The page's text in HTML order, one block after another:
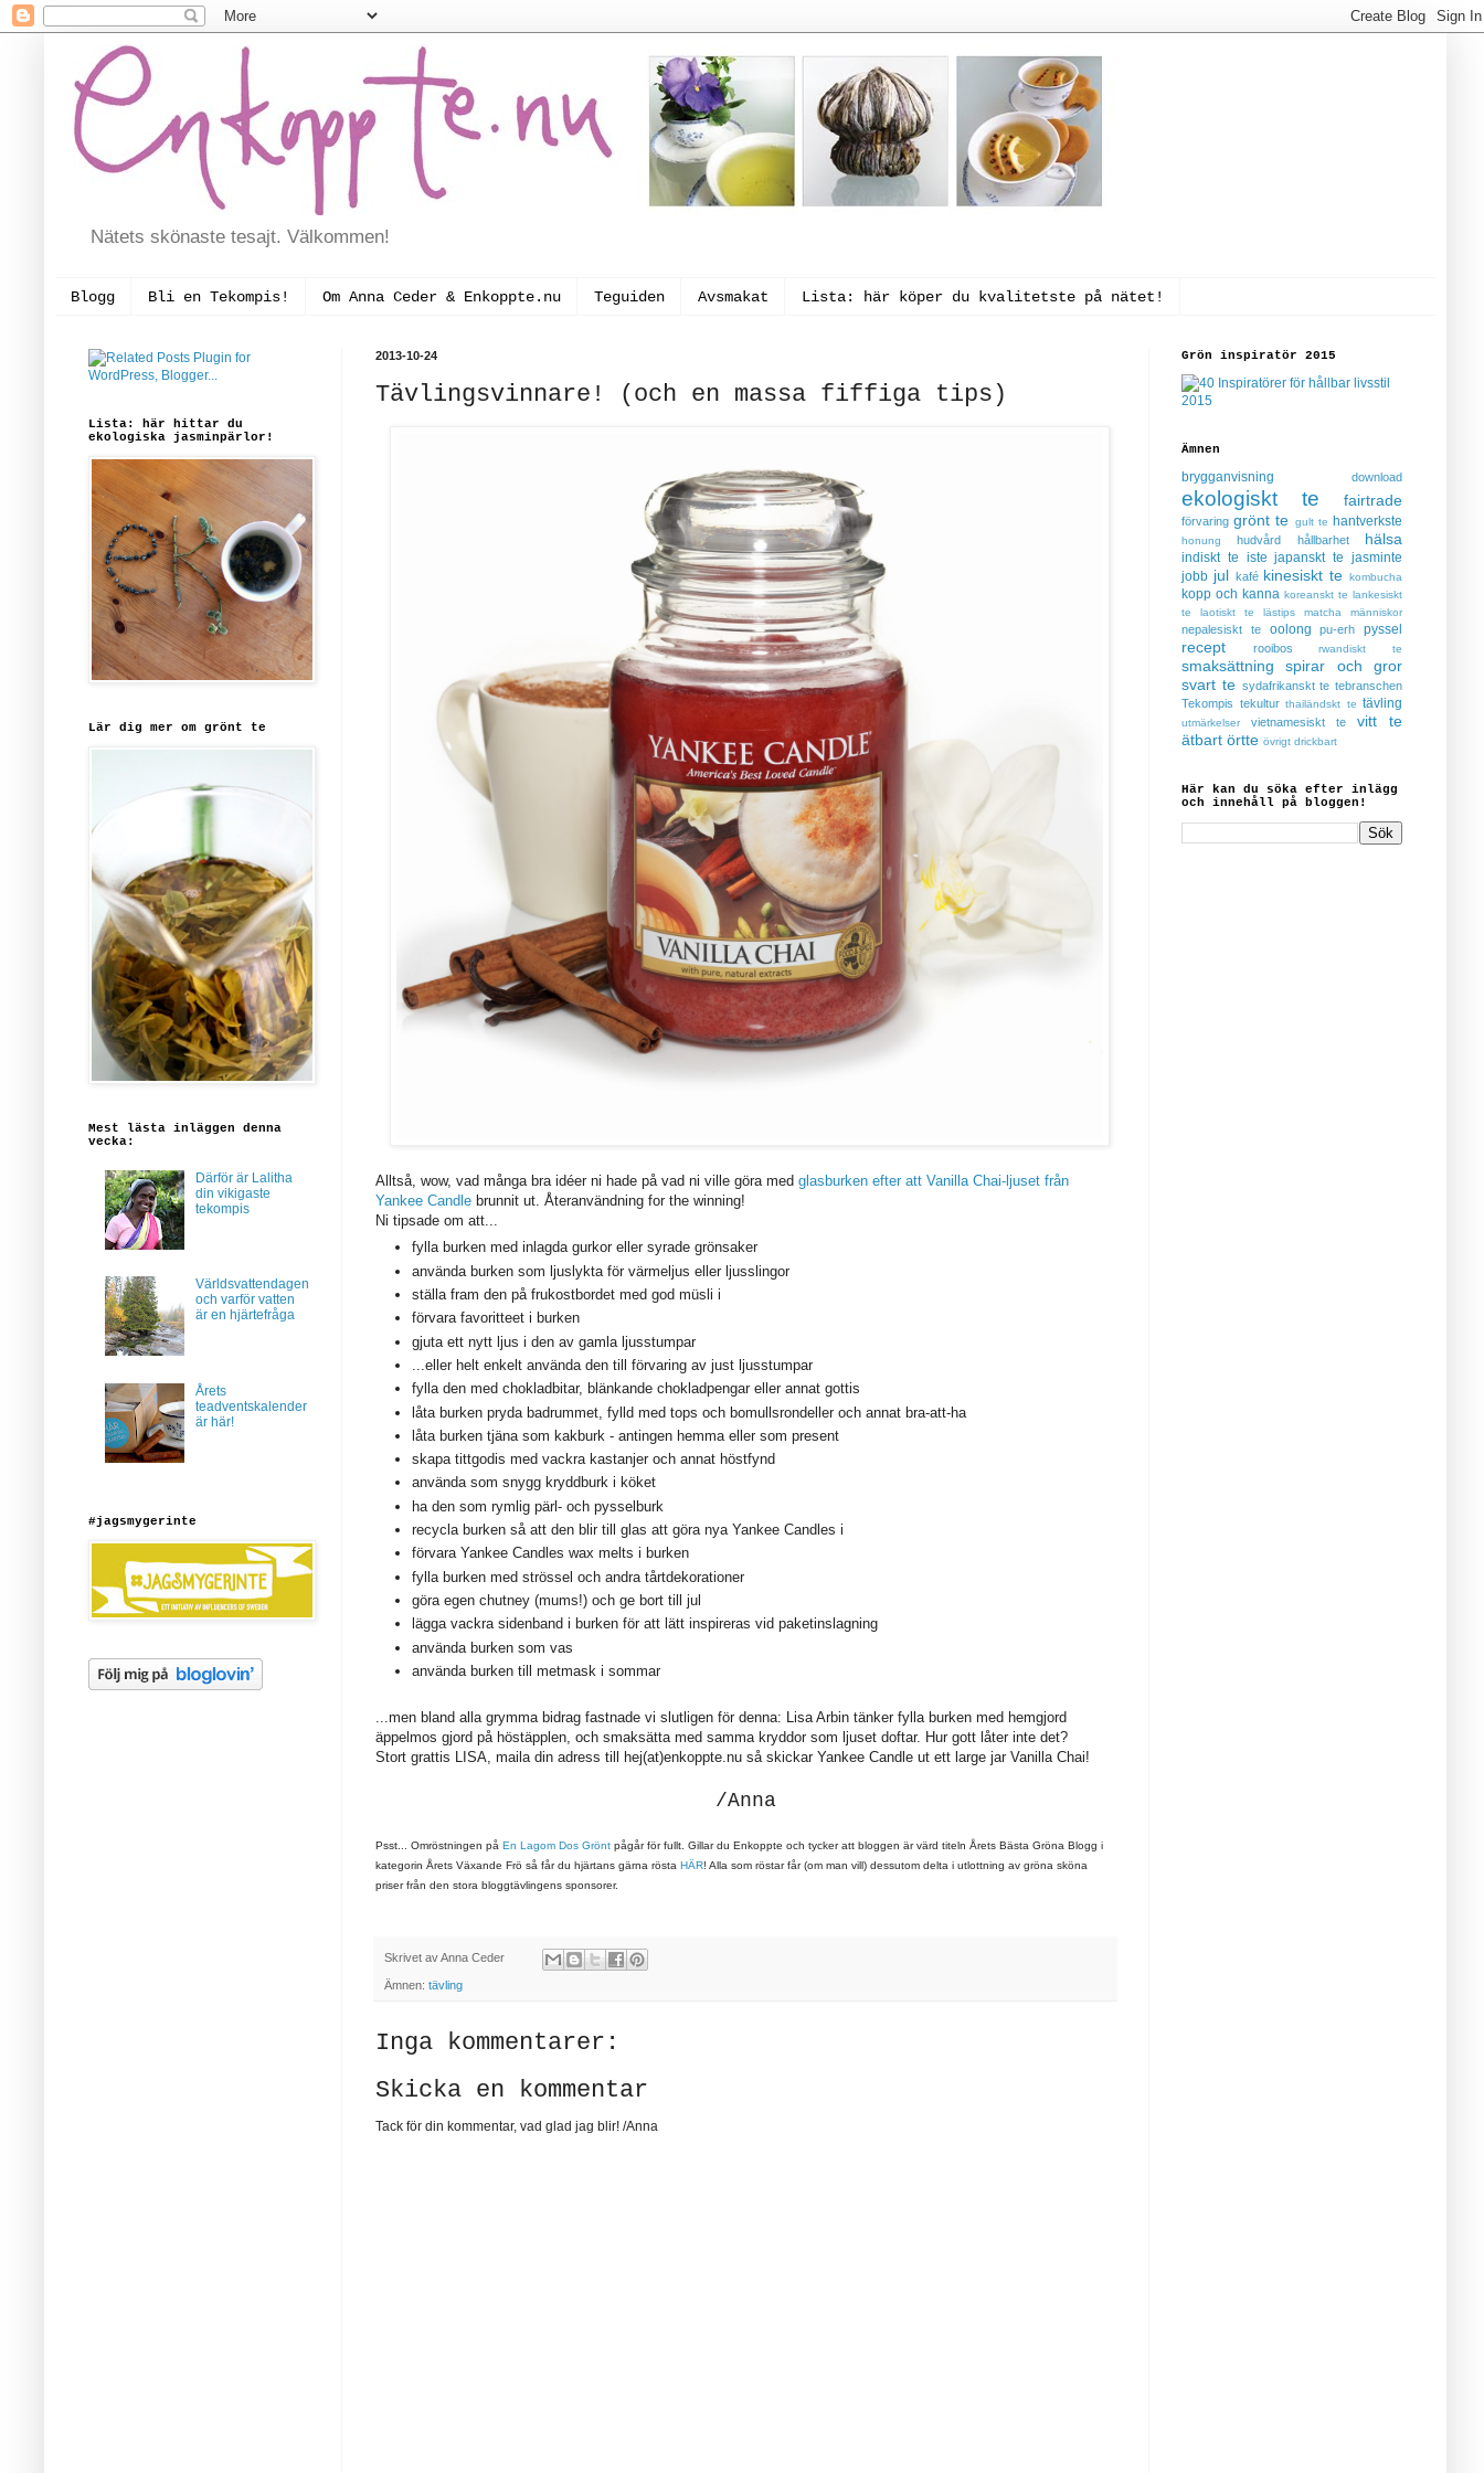
Nätets skönaste tesajt. Välkommen!
Blogg Bli en Tekompis! Om Anna Ceder & Enkoppte.nu Teguiden Avsmakat Lista: här köper du kvalitetste på nätet!
2013-10-24
Tävlingsvinnare! (och en massa fiffiga tips)
Alltså, wow, vad många bra idéer ni hade på vad ni ville göra med glasburken efter att Vanilla Chai-ljuset från
Yankee Candle brunnit ut. Återanvändning for the winning!
Ni tipsade om att...
fylla burken med inlagda gurkor eller syrade grönsaker
använda burken som ljuslykta för värmeljus eller ljusslingor
ställa fram den på frukostbordet med god müsli i
förvara favoritteet i burken
gjuta ett nytt ljus i den av gamla ljusstumpar
...eller helt enkelt använda den till förvaring av just ljusstumpar
fylla den med chokladbitar, blänkande chokladpengar eller annat gottis
låta burken pryda badrummet, fylld med tops och bomullsrondeller och annat bra-att-ha
låta burken tjäna som kakburk - antingen hemma eller som present
skapa tittgodis med vackra kastanjer och annat höstfynd
använda som snygg kryddburk i köket
ha den som rymlig pärl- och pysselburk
recycla burken så att den blir till glas att göra nya Yankee Candles i
förvara Yankee Candles wax melts i burken
fylla burken med strössel och andra tårtdekorationer
göra egen chutney (mums!) och ge bort till jul
lägga vackra sidenband i burken för att lätt inspireras vid paketinslagning
använda burken som vas
använda burken till metmask i sommar
...men bland alla grymma bidrag fastnade vi slutligen för denna: Lisa Arbin tänker fylla burken med hemgjord
äppelmos gjord på höstäpplen, och smaksätta med samma kryddor som ljuset doftar. Hur gott låter inte det?
Stort grattis LISA, maila din adress till hej(at)enkoppte.nu så skickar Yankee Candle ut ett large jar Vanilla Chai!
/Anna
Psst... Omröstningen på En Lagom Dos Grönt pågår för fullt. Gillar du Enkoppte och tycker att bloggen är värd titeln Årets Bästa Gröna Blogg i
kategorin Årets Växande Frö så får du hjärtans gärna rösta HÄR! Alla som röstar får (om man vill) dessutom delta i utlottning av gröna sköna
priser från den stora bloggtävlingens sponsorer.
Skrivet avAnna Ceder
Ämnen: tävling
Inga kommentarer:
Skicka en kommentar
Tack för din kommentar, vad glad jag blir! /Anna
Lista: här hittar du
ekologiska jasminpärlor!
Lär dig mer om grönt te
Mest lästa inläggen denna
vecka:
Därför är Lalitha
din vikigaste
tekompis
Världsvattendagen
och varför vatten
är en hjärtefråga
Årets
teadventskalender
är här!
#jagsmygerinte
Grön inspiratör 2015
Ämnen
brygganvisning download
ekologiskt te fairtrade
förvaring grönt te gult te hantverkste
honung hudvård hållbarhet hälsa
indiskt te iste japanskt te jasminte
jobb jul kafé kinesiskt te kombucha
kopp och kanna koreanskt te lankesiskt
te
laotiskt te lästips matcha människor
nepalesiskt te oolong pu-erh pyssel
recept rooibos rwandiskt te
smaksättning
spirar och gror
svart te sydafrikanskt te tebranschen
Tekompis tekultur thailändskt te tävling
utmärkelser vietnamesiskt te
vitt te
ätbart örtte övrigt drickbart
Här kan du söka efter inlägg
och innehåll på bloggen!